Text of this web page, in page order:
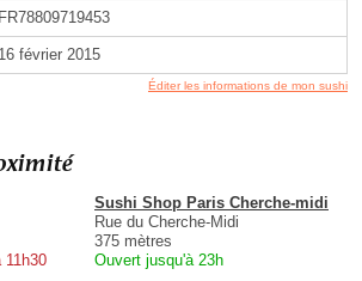
FR78809719453
16 février 2015
Éditer les informations de mon sushi
11h30
Sushi Shop Paris Cherche-midi
Rue du Cherche-Midi
375 mètres
Ouvert jusqu'à 23h